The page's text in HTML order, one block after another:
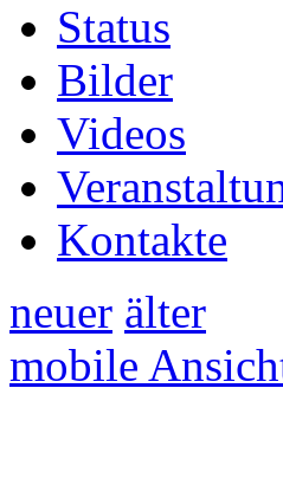
Status
Bilder
Videos
Kontakte
neuer älter
mobile